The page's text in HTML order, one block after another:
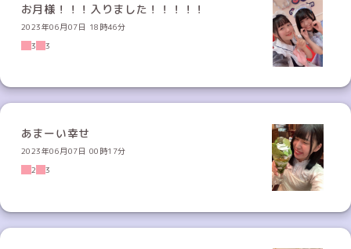
お月様！！！入りました！！！！！
2023年06月07日 18時46分
3
3
あまーい幸せ
2023年06月07日 00時17分
2
3